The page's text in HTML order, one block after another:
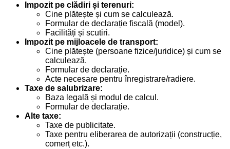
Impozit pe clădiri și terenuri:
Cine plătește și cum se calculează.
Formular de declarație fiscală (model).
Facilități și scutiri.
Impozit pe mijloacele de transport:
Cine plătește (persoane fizice/juridice) și cum se
calculează.
Formular de declarație.
Acte necesare pentru înregistrare/radiere.
Taxe de salubrizare:
Baza legală și modul de calcul.
Formular de declarație.
Alte taxe:
Taxe de publicitate.
Taxe pentru eliberarea de autorizații (construcție,
comerț etc.).